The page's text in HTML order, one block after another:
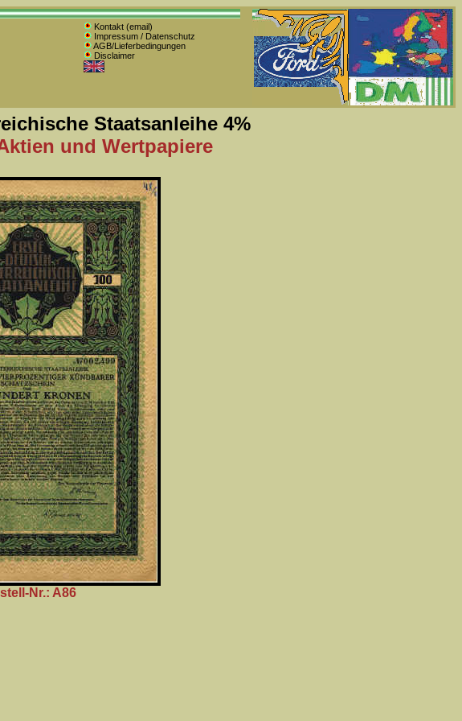
Kontakt (email)
Impressum / Datenschutz
AGB/Lieferbedingungen
Disclaimer
Staatsanleihe 4%
und Wertpapiere
Nr.: A86